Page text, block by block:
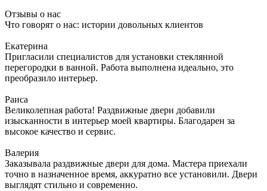
Отзывы о нас
Что говорят о нас: истории довольных клиентов
Екатерина
Пригласили специалистов для установки стеклянной
перегородки в ванной. Работа выполнена идеально, это
преобразило интерьер.
Раиса
Великолепная работа! Раздвижные двери добавили
изысканности в интерьер моей квартиры. Благодарен за
высокое качество и сервис.
Валерия
Заказывала раздвижные двери для дома. Мастера приехали
точно в назначенное время, аккуратно все установили. Двери
выглядят стильно и современно.